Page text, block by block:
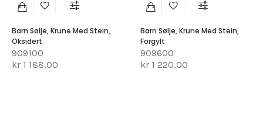
Barn Sølje, Krune Med Stein,
Oksidert
909100
kr 1 188,00
Barn Sølje, Krune Med Stein,
Forgylt
909600
kr 1 220,00